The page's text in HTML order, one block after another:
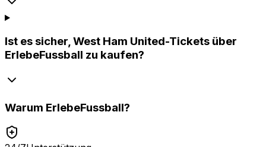
Ist es sicher, West Ham United-Tickets über
ErlebeFussball zu kaufen?
Warum ErlebeFussball?